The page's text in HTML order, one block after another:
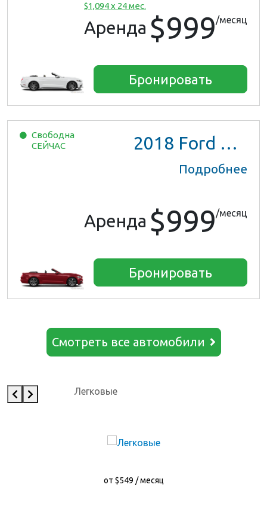
$1,094 x 24 мес.
Аренда $999/месяц
Бронировать
Свободна
СЕЙЧАС
2018 Ford Mustang
Подробнее
Аренда $999/месяц
Бронировать
Смотреть все автомобили
Легковые
от $549 / месяц